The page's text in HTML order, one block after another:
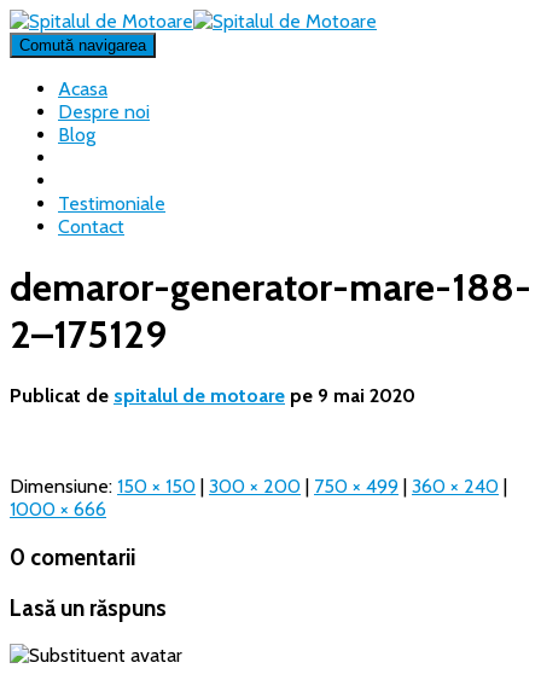
Comută navigarea
Acasa
Despre noi
Blog
Testimoniale
Contact
demaror-generator-mare-188-
2–175129
Publicat de spitalul de motoare pe 9 mai 2020
Dimensiune: 150 × 150 | 300 × 200 | 750 × 499 | 360 × 240 |
1000 × 666
0 comentarii
Lasă un răspuns